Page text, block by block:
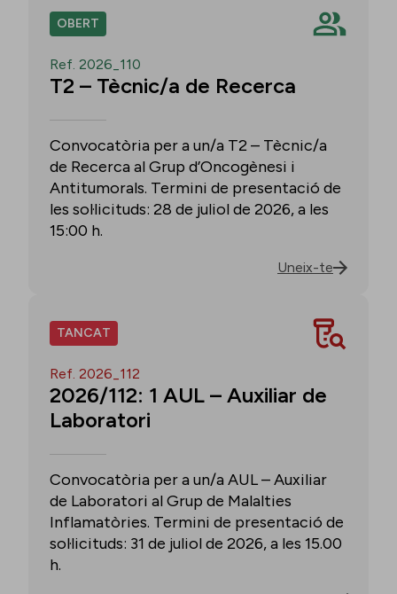
OBERT
Ref. 2026_110
T2 – Tècnic/a de Recerca
Convocatòria per a un/a T2 – Tècnic/a
de Recerca al Grup d’Oncogènesi i
Antitumorals. Termini de presentació de
les sol·licituds: 28 de juliol de 2026, a les
15:00 h.
Uneix-te
TANCAT
Ref. 2026_112
2026/112: 1 AUL – Auxiliar de
Laboratori
Convocatòria per a un/a AUL – Auxiliar
de Laboratori al Grup de Malalties
Inflamatòries. Termini de presentació de
sol·licituds: 31 de juliol de 2026, a les 15.00
h.